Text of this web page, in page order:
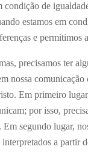
condição de
estamos em
e permitimos
precisamos ter
nossa comunicação
Em primeiro
por isso,
segundo lugar,
a partir